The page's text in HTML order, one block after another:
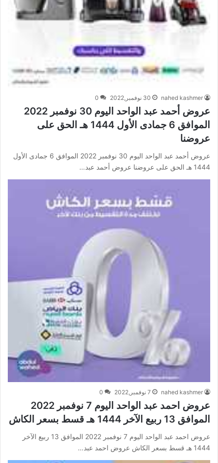
nahed kashmer 30 نوفمبر,2022 0
عروض أحمد عبد الواحد اليوم 30 نوفمبر 2022
الموافق 6 جمادى الأول 1444 هـ الحق على
عروضنا
عروض أحمد عبد الواحد اليوم 30 نوفمبر 2022 الموافق 6 جمادى الأول
1444 هـ الحق على عروضنا عروض أحمد عبد…
nahed kashmer 7 نوفمبر,2022 0
عروض احمد عبد الواحد اليوم 7 نوفمبر 2022
الموافق 13 ربيع الآخر 1444 هـ قسط بسعر الكاش
عروض احمد عبد الواحد اليوم 7 نوفمبر 2022 الموافق 13 ربيع الآخر
1444 هـ قسط بسعر الكاش عروض احمد عبد…